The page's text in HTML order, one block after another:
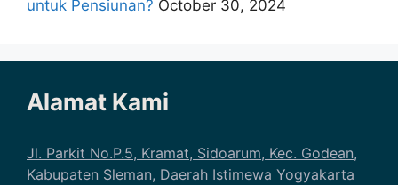
untuk Pensiunan? October 30, 2024
Alamat Kami
Jl. Parkit No.P.5, Kramat, Sidoarum, Kec. Godean,
Kabupaten Sleman, Daerah Istimewa Yogyakarta